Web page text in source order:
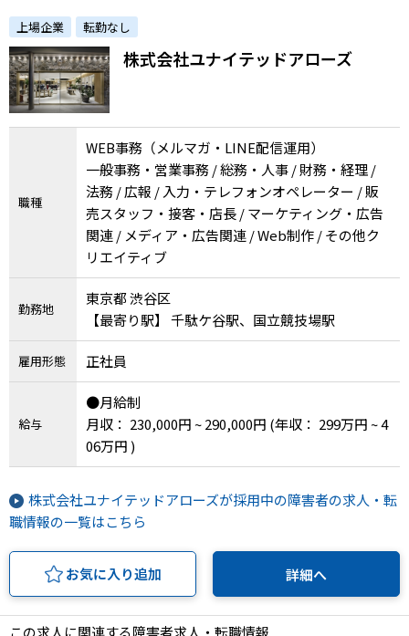
◆正社員／年間休日120日
上場企業 転勤なし
株式会社ユナイテッドアローズ
職種
WEB事務（メルマガ・LINE配信運用）
一般事務・営業事務 / 総務・人事 / 財務・経理 /
法務 / 広報 / 入力・テレフォンオペレーター / 販
売スタッフ・接客・店長 / マーケティング・広告
関連 / メディア・広告関連 / Web制作 / その他ク
リエイティブ
勤務地
東京都 渋谷区
【最寄り駅】 千駄ケ谷駅、国立競技場駅
雇用形態 正社員
給与
●月給制
月収： 230,000円 ~ 290,000円 (年収： 299万円 ~ 4
06万円 )
株式会社ユナイテッドアローズが採用中の障害者の求人・転
職情報の一覧はこちら
お気に入り追加 詳細へ
この求人に関連する障害者求人・転職情報